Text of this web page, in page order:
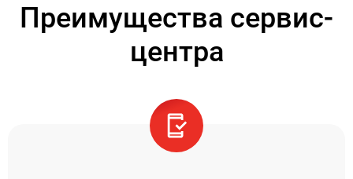
Преимущества сервис-
центра